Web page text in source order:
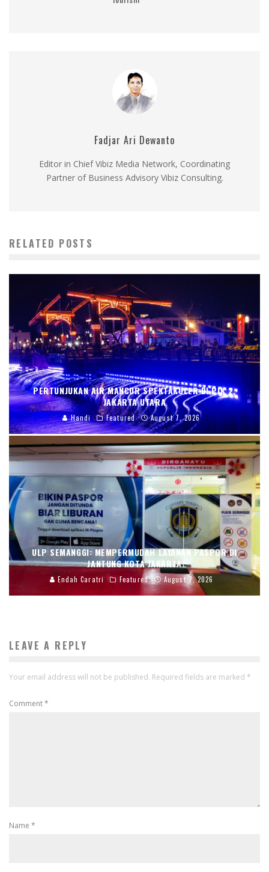
Fadjar Ari Dewanto
Editor in Chief Vibiz Media Network, Coordinating
Partner of Business Advisory Vibiz Consulting.
RELATED POSTS
PERTUNJUKAN AIR MANCUR SPEKTAKULER DI PIK 2,
JAKARTA UTARA
Handi Featured August 7, 2026
ULP SEMANGGI: MEMPERMUDAH LAYANAN PASPOR DI
JANTUNG KOTA JAKARTA
Endah Caratri Featured August 7, 2026
LEAVE A REPLY
Your email address will not be published. Required fields are marked *
Comment*
Name *